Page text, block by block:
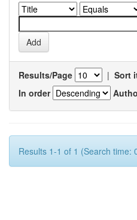
Results/Page | Sort
In order
Results 1-1 of 1 (Search time: